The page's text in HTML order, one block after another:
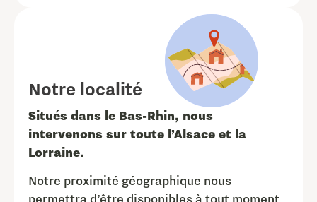
Notre localité
Situés dans le Bas-Rhin, nous
intervenons sur toute l’Alsace et la
Lorraine.
Notre proximité géographique nous